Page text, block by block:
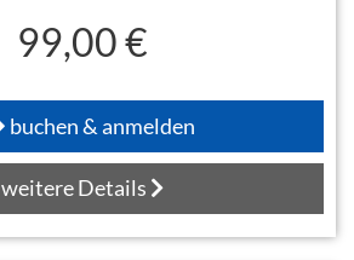
99,00 €
buchen & anmelden
weitere Details